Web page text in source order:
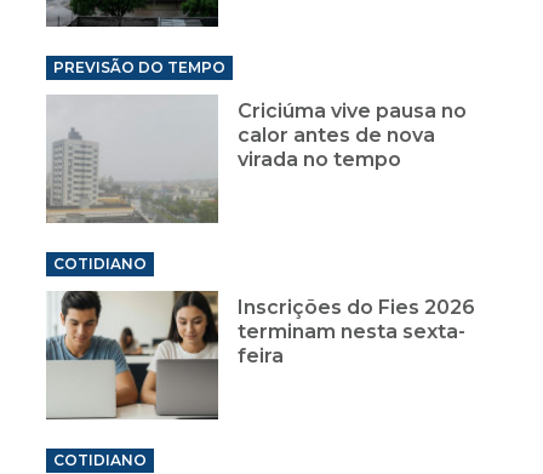
PREVISÃO DO TEMPO
Criciúma vive pausa no
calor antes de nova
virada no tempo
COTIDIANO
Inscrições do Fies 2026
terminam nesta sexta-
feira
COTIDIANO